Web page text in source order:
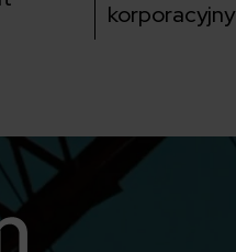
korporacyjny